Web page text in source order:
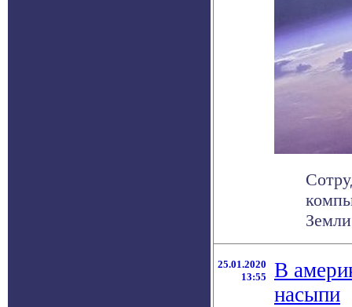
25.01.2020
13:55
В
насыпи